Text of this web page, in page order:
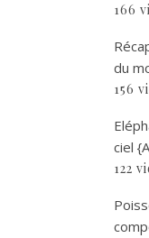
166
du
156
ciel
122